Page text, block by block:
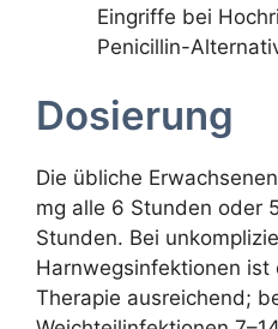
Eingriffe bei
Penicillin-
Dosierung
Die übliche
mg alle 6 Stunden oder
Stunden. Bei
Harnwegsinfektionen
Therapie ausreichend;